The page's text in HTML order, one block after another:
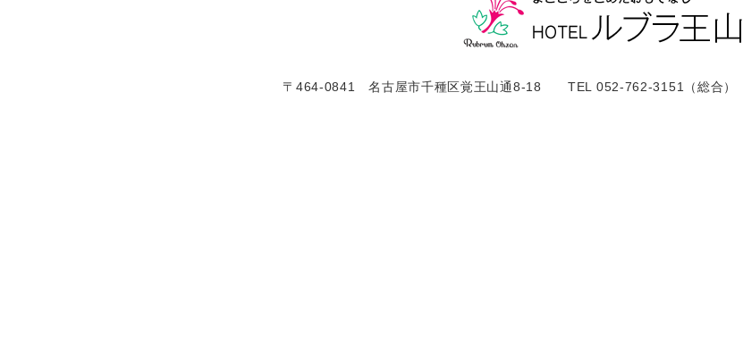
〒464-0841 名古屋市千種区覚王山通8-18 TEL 052-762-3151（総合）